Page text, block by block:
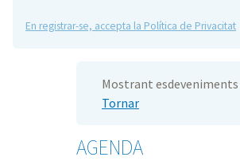
En registrar-se, accepta la Política de Privacitat
Mostrant esdeveniments
Tornar
AGENDA